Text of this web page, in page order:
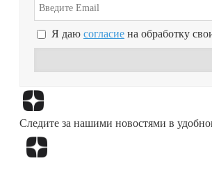
Я даю согласие на обработку
Следите за нашими новостями в